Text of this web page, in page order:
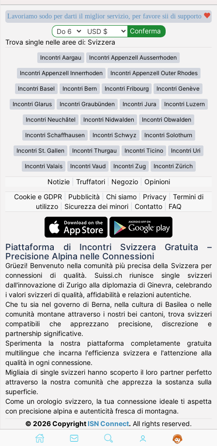
Lavoriamo sodo per darti il miglior servizio, per favore sii di supporto
Trova single nelle aree di: Svizzera
Incontri Aargau Incontri Appenzell Ausserrhoden
Incontri Appenzell Innerrhoden Incontri Appenzell Outer Rhodes
Incontri Basel Incontri Bern Incontri Fribourg Incontri Genève
Incontri Glarus Incontri Graubünden Incontri Jura Incontri Luzern
Incontri Neuchâtel Incontri Nidwalden Incontri Obwalden
Incontri Schaffhausen Incontri Schwyz Incontri Solothurn
Incontri St. Gallen Incontri Thurgau Incontri Ticino Incontri Uri
Incontri Valais Incontri Vaud Incontri Zug Incontri Zürich
Notizie| Truffatori| Negozio| Opinioni
Cookie e GDPR
Pubblicità Chi siamo| Privacy| Termini di
utilizzo| Sicurezza dei minori| Contatto| FAQ
Piattaforma di Incontri Svizzera Gratuita –
Precisione Alpina nelle Connessioni
Grüezi! Benvenuto nella comunità più precisa della Svizzera per
connessioni di qualità. Suissi.ch riunisce single svizzeri
dall'innovazione di Zurigo alla diplomazia di Ginevra, celebrando
i valori svizzeri di qualità, affidabilità e relazioni autentiche.
Che tu sia nel governo di Berna, nella cultura di Basilea o nelle
comunità montane attraverso i nostri bei cantoni, trova svizzeri
compatibili che apprezzano precisione, discrezione e
partnership significative.
Sperimenta la nostra piattaforma completamente gratuita
multilingue che incarna l'efficienza svizzera e l'attenzione alla
qualità in ogni connessione.
Migliaia di single svizzeri hanno scoperto il loro partner perfetto
attraverso la nostra comunità che apprezza la sostanza sulla
superficie.
Come un orologio svizzero, la tua connessione ideale ti aspetta
con precisione alpina e autenticità fresca di montagna.
© 2026 Copyright ISN Connect. All rights reserved.